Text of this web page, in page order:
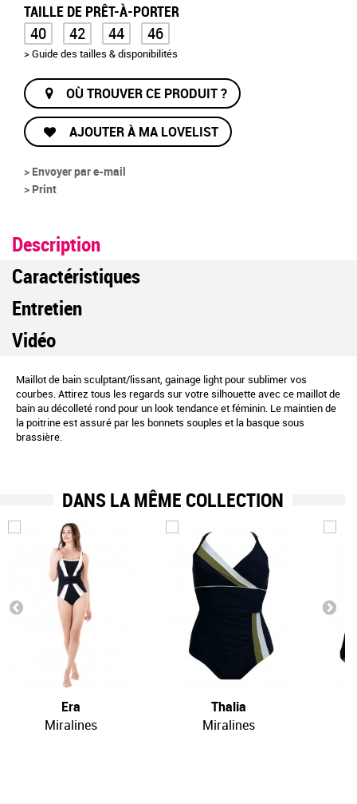
TAILLE DE PRÊT-À-PORTER
40 42 44 46
> Guide des tailles & disponibilités
OÙ TROUVER CE PRODUIT ?
AJOUTER À MA LOVELIST
> Envoyer par e-mail
> Print
Description
Caractéristiques
Entretien
Vidéo
Maillot de bain sculptant/lissant, gainage light pour sublimer vos
courbes. Attirez tous les regards sur votre silhouette avec ce maillot de
bain au décolleté rond pour un look tendance et féminin. Le maintien de
la poitrine est assuré par les bonnets souples et la basque sous
brassière.
DANS LA MÊME COLLECTION
Era
Miralines
Thalia
Miralines